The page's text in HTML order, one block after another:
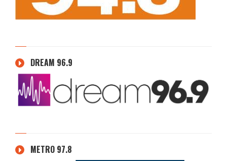
DREAM 96.9
METRO 97.8